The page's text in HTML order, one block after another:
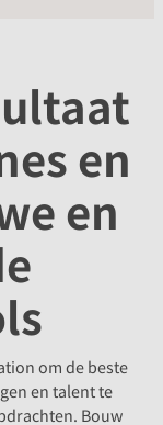
en
en
om de beste
en talent te
Bouw